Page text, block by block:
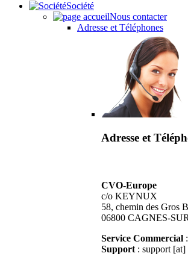
Société
Nous contacter
Adresse et Téléphones
Adresse et
CVO-Europe
c/o KEYNUX
58, chemin des Gros
06800 CAGNES-
Service Commercial
Support : support